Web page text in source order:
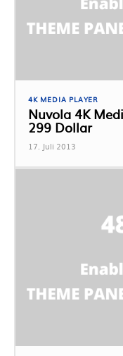
4K MEDIA PLAYER
Nuvola 4K
299 Dollar
17. Juli 2013